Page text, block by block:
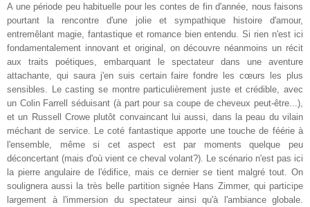
A une période peu habituelle pour les contes de fin d'année, nous faisons
pourtant la rencontre d'une jolie et sympathique histoire d'amour,
entremêlant magie, fantastique et romance bien entendu. Si rien n'est ici
fondamentalement innovant et original, on découvre néanmoins un récit
aux traits poétiques, embarquant le spectateur dans une aventure
attachante, qui saura j'en suis certain faire fondre les cœurs les plus
sensibles. Le casting se montre particulièrement juste et crédible, avec
un Colin Farrell séduisant (à part pour sa coupe de cheveux peut-être...),
et un Russell Crowe plutôt convaincant lui aussi, dans la peau du vilain
méchant de service. Le coté fantastique apporte une touche de féérie à
l'ensemble, même si cet aspect est par moments quelque peu
déconcertant (mais d'où vient ce cheval volant?). Le scénario n'est pas ici
la pierre angulaire de l'édifice, mais ce dernier se tient malgré tout. On
soulignera aussi la très belle partition signée Hans Zimmer, qui participe
largement à l'immersion du spectateur ainsi qu'à l'ambiance globale.